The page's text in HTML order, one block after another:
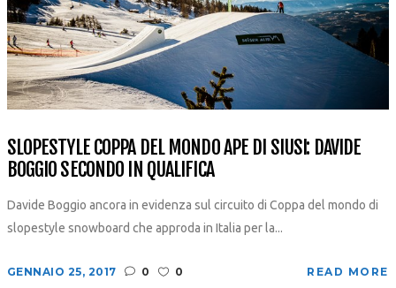
SLOPESTYLE COPPA DEL MONDO APE DI SIUSI: DAVIDE
BOGGIO SECONDO IN QUALIFICA
Davide Boggio ancora in evidenza sul circuito di Coppa del mondo di
slopestyle snowboard che approda in Italia per la...
GENNAIO 25, 2017 0 0 READ MORE